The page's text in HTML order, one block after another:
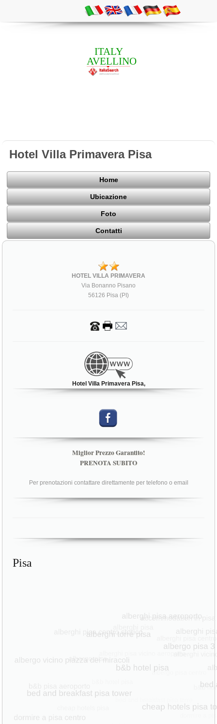
ITALY
AVELLINO
Hotel Villa Primavera Pisa
Home
Ubicazione
Foto
Contatti
HOTEL VILLA PRIMAVERA
Via Bonanno Pisano
56126 Pisa (PI)
Hotel Villa Primavera Pisa,
Miglior Prezzo Garantito!
PRENOTA SUBITO
Per prenotazioni contattare direttamente per telefono o email
Pisa